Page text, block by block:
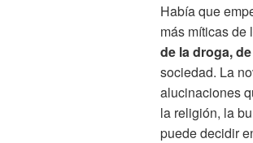
Había que
más míticas de
de la droga,
sociedad. La
alucinaciones
la religión, la
puede decidir